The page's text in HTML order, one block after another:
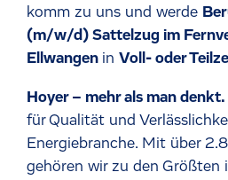
komm zu uns und werde
(m/w/d) Sattelzug im
Ellwangen in Voll- oder
Hoyer – mehr als man denkt.
für Qualität und
Energiebranche. Mit über
gehören wir zu den Größten